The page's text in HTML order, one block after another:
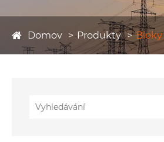
Domov Produkty